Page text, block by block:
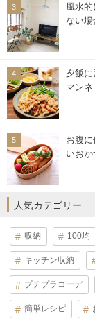
風水
ない
夕飯
マン
お腹
いおか
人気カテゴリー
収納 100均
キッチン収納
プチプラコーデ
簡単レシピ